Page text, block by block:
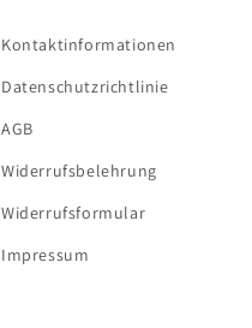
Kontaktinformationen
Datenschutzrichtlinie
AGB
Widerrufsbelehrung
Widerrufsformular
Impressum